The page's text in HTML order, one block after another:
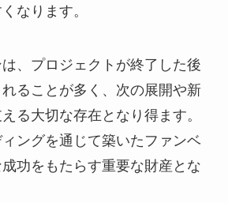
なります。
、プロジェクトが終了した後
ることが多く、次の展開や新
る大切な存在となり得ます。
ングを通じて築いたファンベ
功をもたらす重要な財産とな